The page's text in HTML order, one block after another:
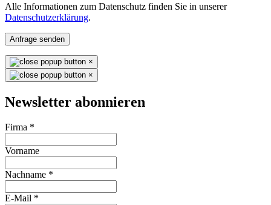
Alle Informationen zum Datenschutz finden Sie in unserer
Datenschutzerklärung.
Anfrage senden
×
×
Newsletter abonnieren
Firma *
Vorname
Nachname *
E-Mail *